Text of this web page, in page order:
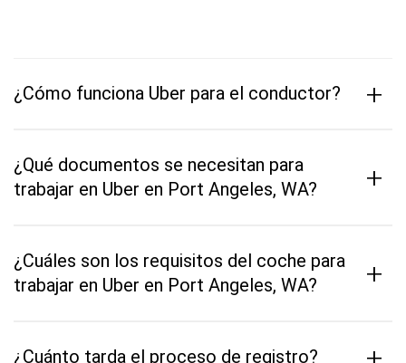
¿Cómo funciona Uber para el conductor? +
¿Qué documentos se necesitan para
trabajar en Uber en Port Angeles, WA?
+
¿Cuáles son los requisitos del coche para
trabajar en Uber en Port Angeles, WA?
+
¿Cuánto tarda el proceso de registro?